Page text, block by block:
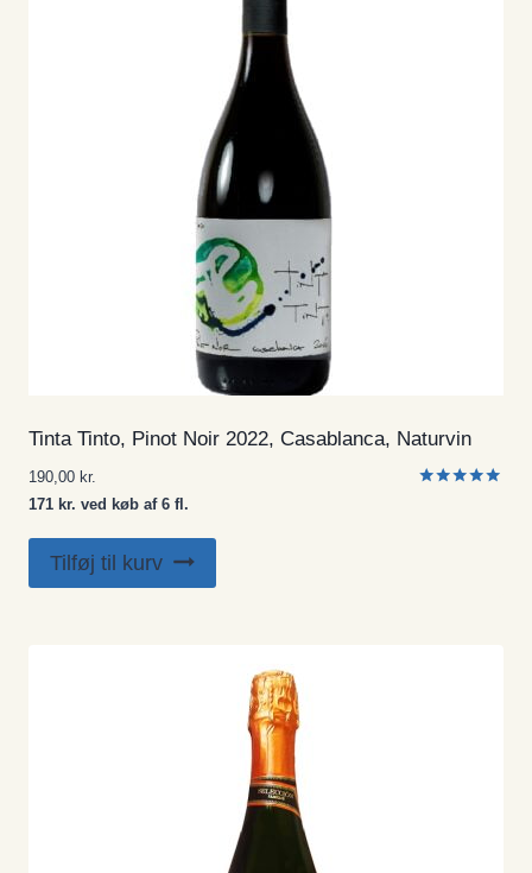
Tinta Tinto, Pinot Noir 2022, Casablanca, Naturvin
190,00 kr.
171 kr. ved køb af 6 fl.
Tilføj til kurv